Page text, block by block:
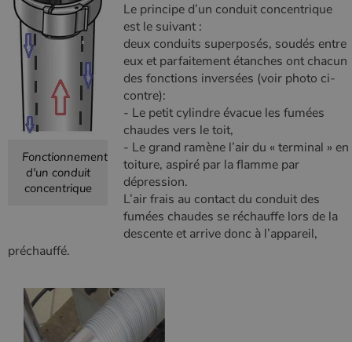
Fonctionnement
d'un conduit
concentrique
Le principe d’un conduit concentrique
est le suivant :
deux conduits superposés, soudés entre
eux et parfaitement étanches ont chacun
des fonctions inversées (voir photo ci-
contre):
- Le petit cylindre évacue les fumées
chaudes vers le toit,
- Le grand ramène l’air du « terminal » en
toiture, aspiré par la flamme par
dépression.
L’air frais au contact du conduit des
fumées chaudes se réchauffe lors de la
descente et arrive donc à l’appareil,
préchauffé.